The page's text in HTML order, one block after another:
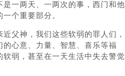
一两天、一两次的事，西门和他
个重要部分。
父神，我们这些软弱的罪人们，
心意、力量、智慧、喜乐等福
弱，甚至在一天生活中失去警觉